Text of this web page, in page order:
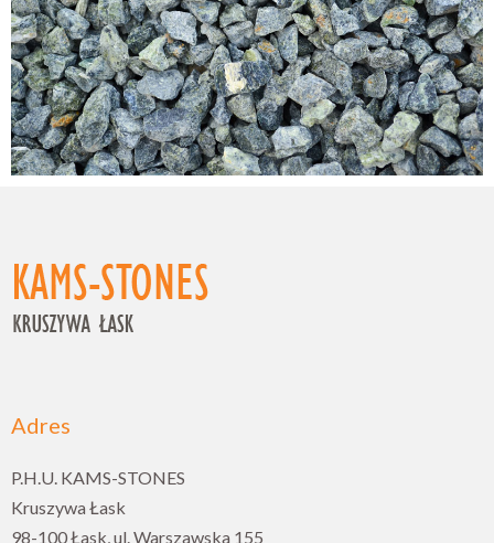
Adres
P.H.U. KAMS-STONES
Kruszywa Łask
98-100 Łask, ul. Warszawska 155